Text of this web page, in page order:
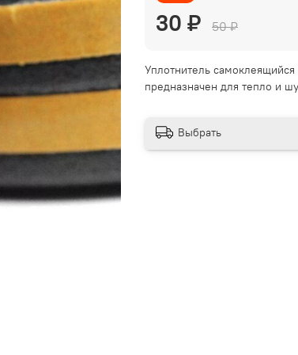
30 ₽ 50 ₽
Уплотнитель
предназначен для тепло и
Выбрать